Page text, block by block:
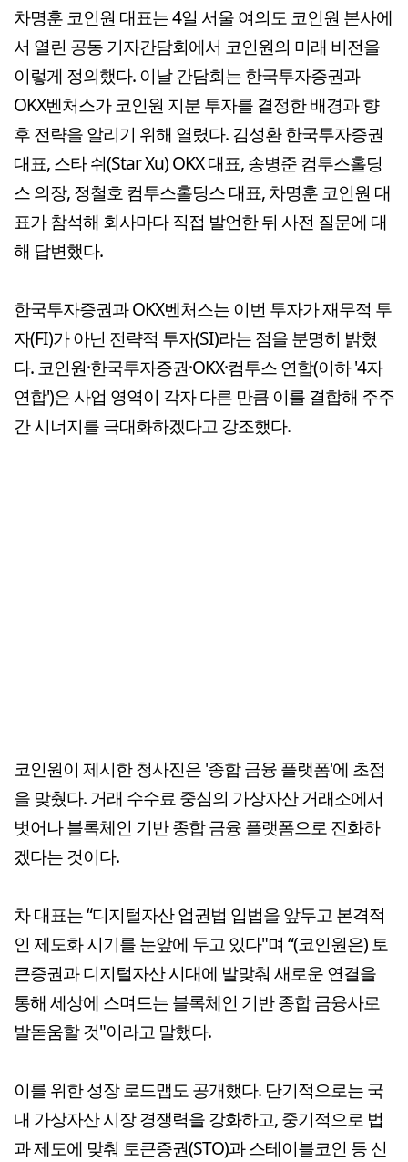
차명훈 코인원 대표는 4일 서울 여의도 코인원 본사에
서 열린 공동 기자간담회에서 코인원의 미래 비전을
이렇게 정의했다. 이날 간담회는 한국투자증권과
OKX벤처스가 코인원 지분 투자를 결정한 배경과 향
후 전략을 알리기 위해 열렸다. 김성환 한국투자증권
대표, 스타 쉬(Star Xu) OKX 대표, 송병준 컴투스홀딩
스 의장, 정철호 컴투스홀딩스 대표, 차명훈 코인원 대
표가 참석해 회사마다 직접 발언한 뒤 사전 질문에 대
해 답변했다.
한국투자증권과 OKX벤처스는 이번 투자가 재무적 투
자(FI)가 아닌 전략적 투자(SI)라는 점을 분명히 밝혔
다. 코인원·한국투자증권·OKX·컴투스 연합(이하 '4자
연합')은 사업 영역이 각자 다른 만큼 이를 결합해 주주
간 시너지를 극대화하겠다고 강조했다.
코인원이 제시한 청사진은 '종합 금융 플랫폼'에 초점
을 맞췄다. 거래 수수료 중심의 가상자산 거래소에서
벗어나 블록체인 기반 종합 금융 플랫폼으로 진화하
겠다는 것이다.
차 대표는 “디지털자산 업권법 입법을 앞두고 본격적
인 제도화 시기를 눈앞에 두고 있다"며 “(코인원은) 토
큰증권과 디지털자산 시대에 발맞춰 새로운 연결을
통해 세상에 스며드는 블록체인 기반 종합 금융사로
발돋움할 것"이라고 말했다.
이를 위한 성장 로드맵도 공개했다. 단기적으로는 국
내 가상자산 시장 경쟁력을 강화하고, 중기적으로 법
과 제도에 맞춰 토큰증권(STO)과 스테이블코인 등 신